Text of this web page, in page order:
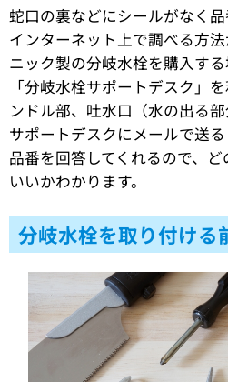
蛇口の裏などにシールがなく品
インターネット上で調べる方
ニック製の分岐水栓を購入す
「分岐水栓サポートデスク」
ンドル部、吐水口（水の出る
サポートデスクにメールで送
品番を回答してくれるので、
いいかわかります。
分岐水栓を取り付ける